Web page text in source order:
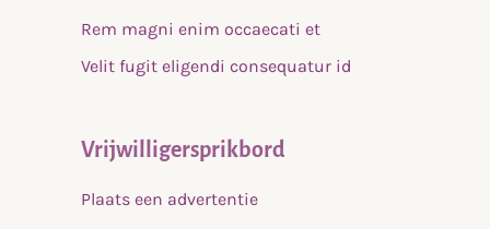
Rem magni enim occaecati et
Velit fugit eligendi consequatur id
Vrijwilligersprikbord
Plaats een advertentie